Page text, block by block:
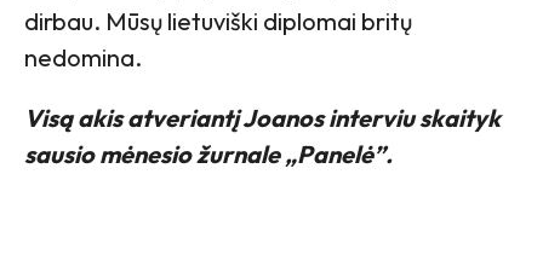
dirbau. Mūsų lietuviški diplomai britų
nedomina.
Visą akis atveriantį Joanos interviu skaityk
sausio mėnesio žurnale „Panelė”.